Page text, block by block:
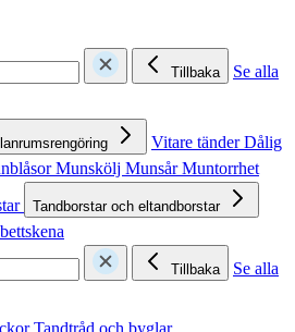
Tillbaka
Se alla
Vitare tänderDålig
Munskölj MunsårMuntorrhet
Tandborstar och eltandborstar
Tillbaka
Se alla